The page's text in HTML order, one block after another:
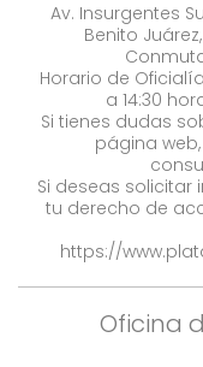
Av. Insurgentes
Benito
Horario de
a 14:30
Si tienes dudas
página
Si deseas solicitar
tu derecho de
https://
Oficina